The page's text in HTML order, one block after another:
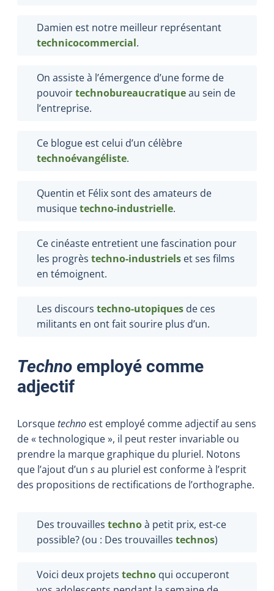
Damien est notre meilleur représentant
technicocommercial.
On assiste à l’émergence d’une forme de
pouvoirtechnobureaucratiqueau sein de
l’entreprise.
Ce blogue est celui d’un célèbre
technoévangéliste.
Quentin et Félix sont des amateurs de
musiquetechno-industrielle.
Ce cinéaste entretient une fascination pour
les progrès techno-industriels et ses films
en témoignent.
Les discours techno-utopiques de ces
militants en ont fait sourire plus d’un.
Techno employé comme
adjectif
Lorsquetechno est employé comme adjectif au sens
de « technologique », il peut rester invariable ou
prendre la marque graphique du pluriel. Notons
que l’ajout d’un sau pluriel est conforme à l’esprit
des propositions de rectifications de l’orthographe.
Des trouvailles technoà petit prix, est-ce
possible? (ou : Des trouvailles technos)
Voici deux projets techno qui occuperont